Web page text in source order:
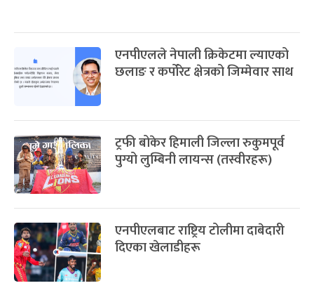
एनपीएलले नेपाली क्रिकेटमा ल्याएको
छलाङ र कर्पोरेट क्षेत्रको जिम्मेवार साथ
ट्रफी बोकेर हिमाली जिल्ला रुकुमपूर्व
पुग्यो लुम्बिनी लायन्स (तस्वीरहरू)
एनपीएलबाट राष्ट्रिय टोलीमा दाबेदारी
दिएका खेलाडीहरू